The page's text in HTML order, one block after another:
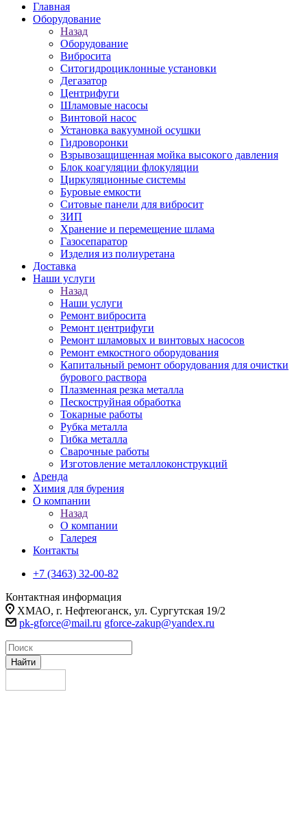
Главная
Оборудование
Назад
Оборудование
Вибросита
Ситогидроциклонные установки
Дегазатор
Центрифуги
Шламовые насосы
Винтовой насос
Установка вакуумной осушки
Гидроворонки
Взрывозащищенная мойка высокого давления
Блок коагуляции флокуляции
Циркуляционные системы
Буровые емкости
Ситовые панели для вибросит
ЗИП
Хранение и перемещение шлама
Газосепаратор
Изделия из полиуретана
Доставка
Наши услуги
Назад
Наши услуги
Ремонт вибросита
Ремонт центрифуги
Ремонт шламовых и винтовых насосов
Ремонт емкостного оборудования
Капитальный ремонт оборудования для очистки
бурового раствора
Плазменная резка металла
Пескоструйная обработка
Токарные работы
Рубка металла
Гибка металла
Сварочные работы
Изготовление металлоконструкций
Аренда
Химия для бурения
О компании
Назад
О компании
Галерея
Контакты
+7 (3463) 32-00-82
Контактная информация
ХМАО, г. Нефтеюганск, ул. Сургутская 19/2
pk-gforce@mail.ru gforce-zakup@yandex.ru
Найти